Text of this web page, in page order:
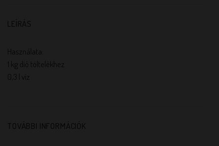
LEÍRÁS
Használata:
1 kg dió töltelékhez
0,3 l víz
TOVÁBBI INFORMÁCIÓK